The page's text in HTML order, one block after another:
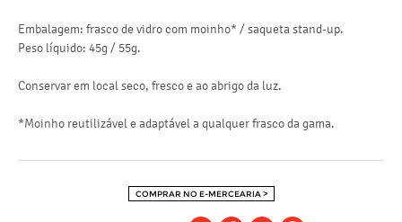
Embalagem: frasco de vidro com moinho* / saqueta stand-up.
Peso líquido: 45g / 55g.
Conservar em local seco, fresco e ao abrigo da luz.
*Moinho reutilizável e adaptável a qualquer frasco da gama.
COMPRAR NO E-MERCEARIA >